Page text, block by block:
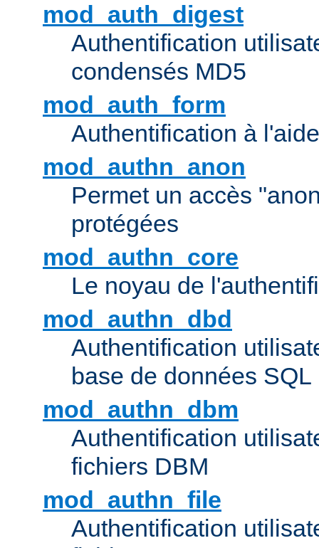
mod_auth_digest
Authentification
condensés MD5
mod_auth_form
Authentification à
mod_authn_anon
Permet un accès
protégées
mod_authn_core
Le noyau de
mod_authn_dbd
Authentification
base de données SQL
mod_authn_dbm
Authentification
fichiers DBM
mod_authn_file
Authentification